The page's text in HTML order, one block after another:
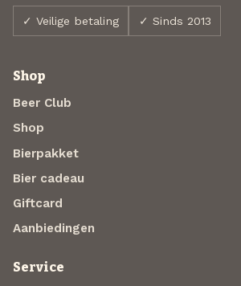
✓ Veilige betaling ✓ Sinds 2013
Shop
Beer Club
Shop
Bierpakket
Bier cadeau
Giftcard
Aanbiedingen
Service